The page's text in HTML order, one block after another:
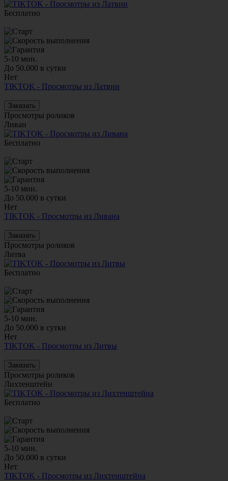
Бесплатно
5-10 мин.
До 50.000 в сутки
Нет
TIKTOK - Просмотры из Латвии
Заказать
Просмотры роликов
Ливан
Бесплатно
5-10 мин.
До 50.000 в сутки
Нет
TIKTOK - Просмотры из Ливана
Заказать
Просмотры роликов
Литва
Бесплатно
5-10 мин.
До 50.000 в сутки
Нет
TIKTOK - Просмотры из Литвы
Заказать
Просмотры роликов
Лихтенштейн
Бесплатно
5-10 мин.
До 50.000 в сутки
Нет
TIKTOK - Просмотры из Лихтенштейна